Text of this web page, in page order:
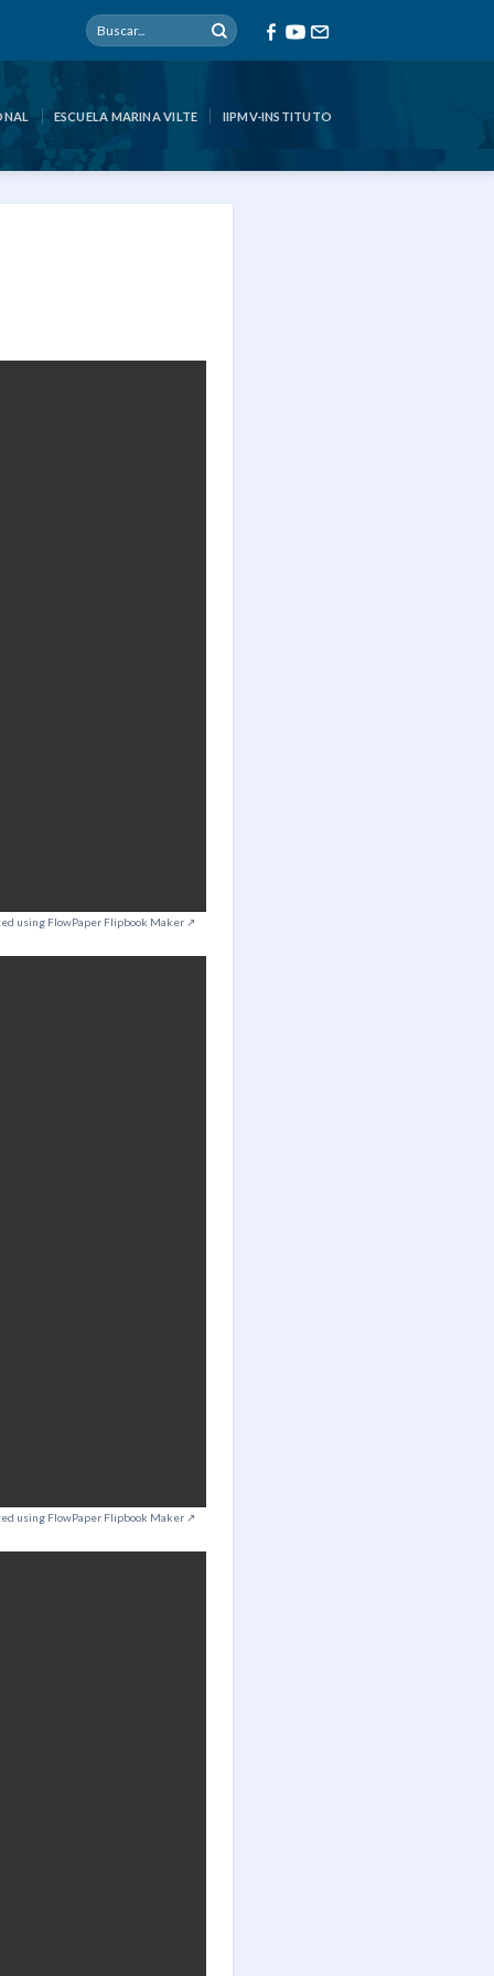
ESCUELA MARINA VILTE IIPMV-INSTITUTO
using FlowPaper Flipbook Maker ↗
using FlowPaper Flipbook Maker ↗